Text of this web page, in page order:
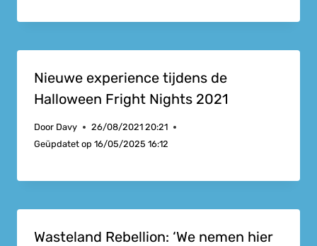
Nieuwe experience tijdens de
Halloween Fright Nights 2021
Door Davy
26/08/2021 20:21
Geüpdatet op 16/05/2025 16:12
Wasteland Rebellion: ‘We nemen hier